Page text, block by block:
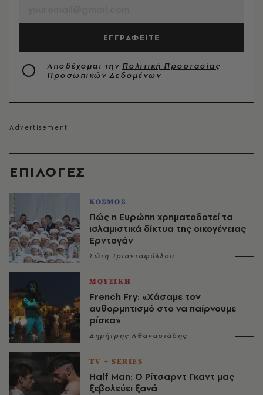
EΠΙΛΟΓΈΣ
ΚΟΣΜΟΣ
Πώς η Ευρώπη χρηματοδοτεί τα
ισλαμιστικά δίκτυα της οικογένειας
Ερντογάν
Σώτη Τριανταφύλλου
ΜΟΥΣΙΚΗ
French Fry: «Χάσαμε τον
αυθορμητισμό στο να παίρνουμε
ρίσκα»
Δημήτρης Αθανασιάδης
TV + SERIES
Half Man: Ο Ρίτσαρντ Γκαντ μας
ξεβολεύει ξανά
ΕΓΓΡΑΦΕΙΤΕ
Αποδέχομαι την Πολιτική Προστασίας
Προσωπικών Δεδομένων